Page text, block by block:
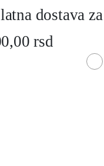
dostava za
rsd